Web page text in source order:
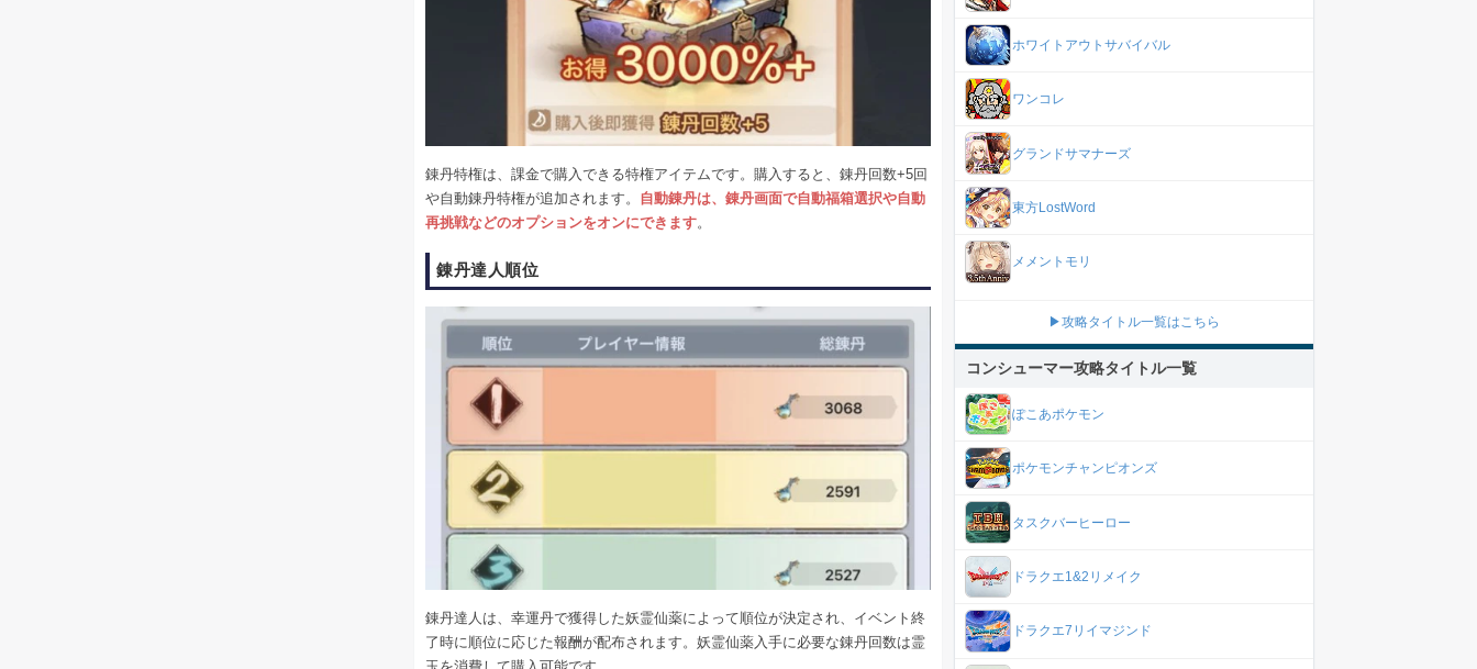
錬丹特権は、課金で購入できる特権アイテムです。購入すると、錬丹回数+5回
や自動錬丹特権が追加されます。 自動錬丹は、錬丹画面で自動福箱選択や自動
再挑戦などのオプションをオンにできます。
錬丹達人順位
錬丹達人は、幸運丹で獲得した妖霊仙薬によって順位が決定され、イベント終
了時に順位に応じた報酬が配布されます。妖霊仙薬入手に必要な錬丹回数は霊
ホワイトアウトサバイバル
ワンコレ
グランドサマナーズ
東方LostWord
メメントモリ
▶攻略タイトル一覧はこちら
コンシューマー攻略タイトル一覧
ぽこあポケモン
ポケモンチャンピオンズ
タスクバーヒーロー
ドラクエ1&2リメイク
ドラクエ7リイマジンド